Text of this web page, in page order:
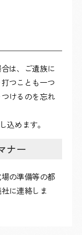
は、ご遺族に
つことも一つ
けるのを忘れ
込めます。
ナー
の準備等の都
に連絡しま